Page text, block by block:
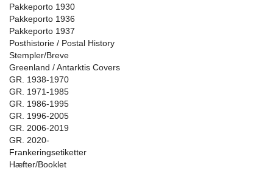
Pakkeporto 1930
Pakkeporto 1936
Pakkeporto 1937
Posthistorie / Postal History
Stempler/Breve
Greenland / Antarktis Covers
GR. 1938-1970
GR. 1971-1985
GR. 1986-1995
GR. 1996-2005
GR. 2006-2019
GR. 2020-
Frankeringsetiketter
Hæfter/Booklet